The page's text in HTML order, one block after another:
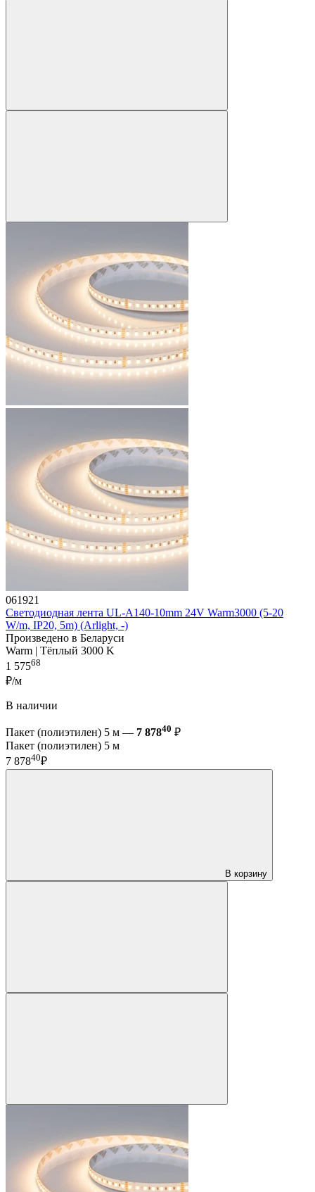
061921
Светодиодная лента UL-A140-10mm 24V Warm3000 (5-20
W/m, IP20, 5m) (Arlight, -)
Произведено в Беларуси
Warm | Тёплый 3000 K
1 57568
₽/м
В наличии
Пакет (полиэтилен) 5 м — 7 87840 ₽
Пакет (полиэтилен) 5 м
7 87840₽
В корзину